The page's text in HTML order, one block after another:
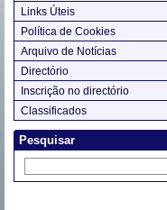
Links Úteis
Política de Cookies
Arquivo de Notícias
Directório
Inscrição no directório
Classificados
Pesquisar